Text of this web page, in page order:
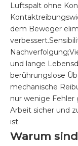
Luftspalt ohne
dem Beweger
und lange
berührungslose
mechanische
nur wenige Fehler
Arbeit sicher und
ist.
Warum